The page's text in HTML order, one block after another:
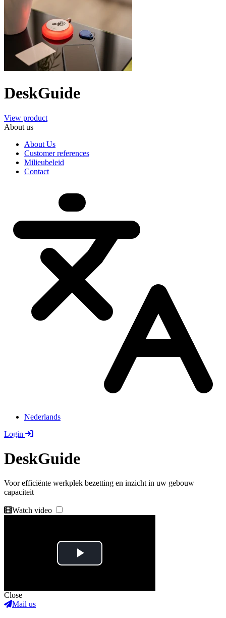
DeskGuide
View product
About us
About Us
Customer references
Milieubeleid
Contact
Nederlands
Login
DeskGuide
Voor efficiënte werkplek bezetting en inzicht in uw gebouw
capaciteit
Watch video
Play
Video
Close
Mail us